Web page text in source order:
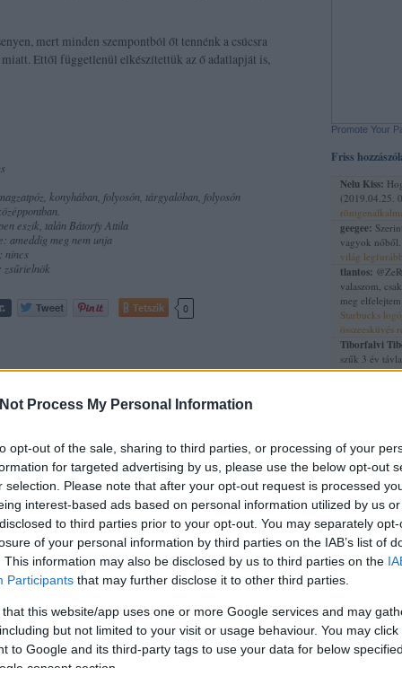
Process My Personal Information
opt-out of the sale, sharing to third parties, or processing of your
for targeted advertising by us, please use the below opt-out
selection. Please note that after your opt-out request is processed
interest-based ads based on personal information utilized by us
to third parties prior to your opt-out. You may separately
of your personal information by third parties on the IAB’s list of
This information may also be disclosed by us to third parties on the
Participants that may further disclose it to other third parties.
that this website/app uses one or more Google services and may
but not limited to your visit or usage behaviour. You may
to Google and its third-party tags to use your data for below
consent section.
Promote Your
Friss
Nelu Kiss:
( 2019.04.25.
geegee:
vagyok
világ
tlantos:
valaszom,
meg
Starbucks
összeesküvés
Tiborfalvi
szűk 3 év
még nem
menü nincs jó
2014.04.21.
elrontotta a
Archívum
2012
2012 július
(
2012 április
2012 március
2012 január
2011
2011
2011 október
mert minden szempontból őt tennénk a csúcsra
Ettől függetlenül elkészítettük az ő adatlapját is,
konyhában, folyosón, tárgyalóban, folyosón
eszik, talán Bátorfy Attila
ameddig meg nem unja
nincs
zsűrielnök
Tetszik 0
A világ legfurább
cipősarkai
Gyümölcsös
sminkek nőnapra